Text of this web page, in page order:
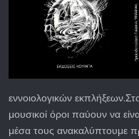
εννοιολογικών
μουσικοί όροι παύουν να
μέσα τους ανακαλύπτουμε